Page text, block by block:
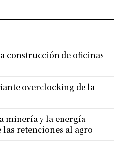
construcción de oficinas
overclocking de la
minería y la energía
retenciones al agro